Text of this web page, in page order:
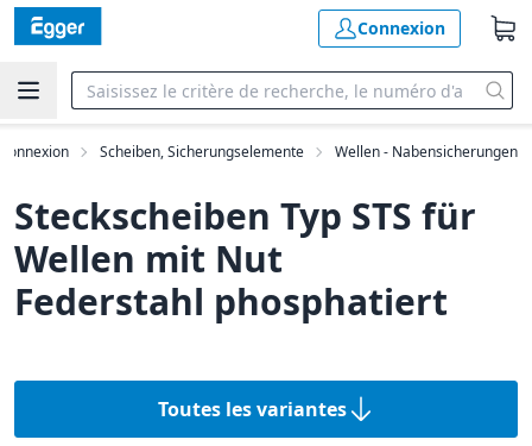
Connexion
Scheiben, Sicherungselemente Wellen - Nabensicherungen
Steckscheiben Typ STS für
Wellen mit Nut
Federstahl phosphatiert
Toutes les variantes